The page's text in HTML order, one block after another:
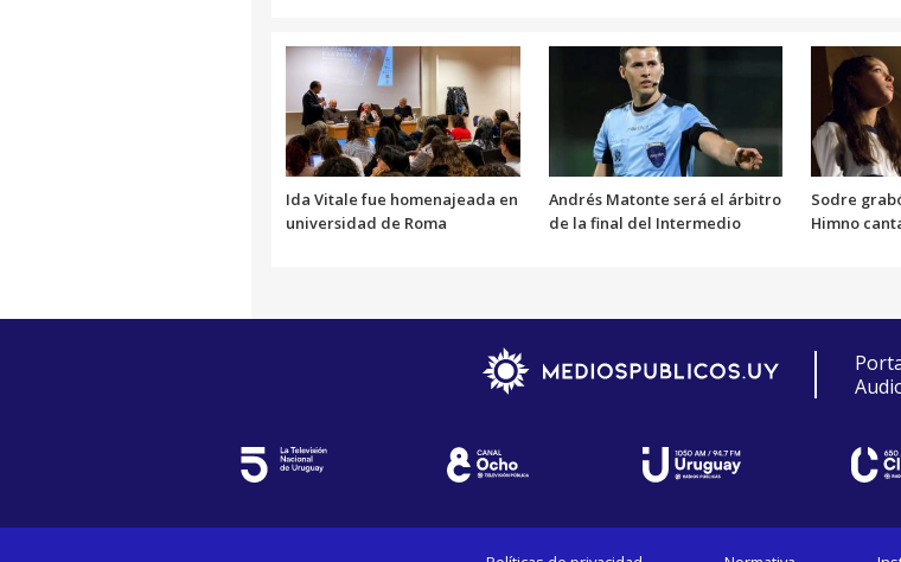
Ida Vitale fue homenajeada en
universidad de Roma
Andrés Matonte será el árbitro
de la final del Intermedio
Sodre
Himno